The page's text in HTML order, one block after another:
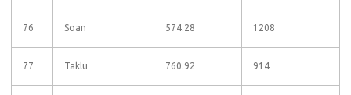
76 Soan 574.28 1208
77 Taklu 760.92 914